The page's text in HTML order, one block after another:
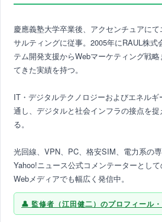
慶應義塾大学卒業後、アクセンチュアに
サルティングに従事。2005年にRAUL株式
テム開発支援からWebマーケティング戦
てきた実績を持つ。
IT・デジタルテクノロジーおよびエネル
通し、デジタルと社会インフラの接点を
る。
光回線、VPN、PC、格安SIM、電力系の
Yahoo!ニュース公式コメンテーターとし
Webメディアでも幅広く発信中。
監修者（江田健二）のプロフィール